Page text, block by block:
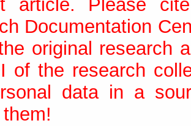
article. Please
Documentation
original research
of the research
data in a